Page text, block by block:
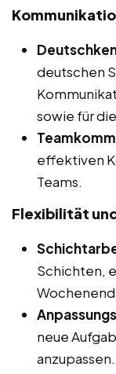
deutschen
sowie für
effektiven
Teams.
Flexibilität
Schichten,
neue
anzupassen.